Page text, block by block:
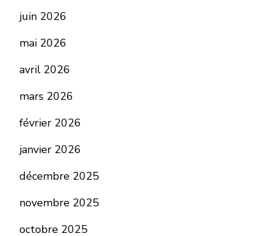
juin 2026
mai 2026
avril 2026
mars 2026
février 2026
janvier 2026
décembre 2025
novembre 2025
octobre 2025